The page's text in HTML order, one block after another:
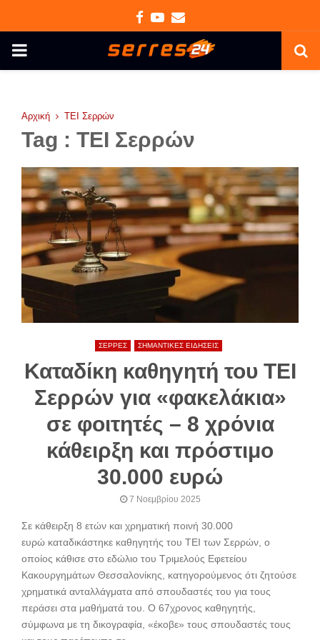
Facebook
Youtube
Email
PRIMARY
Αρχική ΤΕΙ Σερρών
Tag : ΤΕΙ Σερρών
ΣΕΡΡΕΣ ΣΗΜΑΝΤΙΚΕΣ ΕΙΔΗΣΕΙΣ
Καταδίκη καθηγητή του ΤΕΙ
Σερρών για «φακελάκια»
σε φοιτητές – 8 χρόνια
κάθειρξη και πρόστιμο
30.000 ευρώ
7 Νοεμβρίου 2025
Σε κάθειρξη 8 ετών και χρηματική ποινή 30.000
ευρώ καταδικάστηκε καθηγητής του ΤΕΙ των Σερρών, ο
οποίος κάθισε στο εδώλιο του Τριμελούς Εφετείου
Κακουργημάτων Θεσσαλονίκης, κατηγορούμενος ότι ζητούσε
χρηματικά ανταλλάγματα από σπουδαστές του για τους
περάσει στα μαθήματά του. Ο 67χρονος καθηγητής,
σύμφωνα με τη δικογραφία, «έκοβε» τους σπουδαστές τους